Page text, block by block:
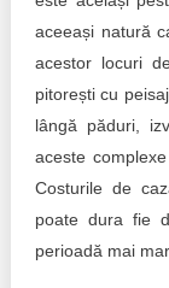
Achiziții publice
Achizițiile
aceeași natură
acestor locuri
pitorești cu
lângă păduri,
aceste
Costurile de
poate dura fie
perioadă mai